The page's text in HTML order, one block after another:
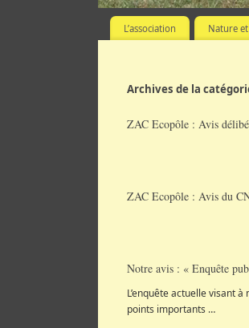
L’association Nature
Archives de la
ZAC Ecopôle : Avis
ZAC Ecopôle : Avis du
Notre avis : « Enquête
L’enquête actuelle visant
points importants …